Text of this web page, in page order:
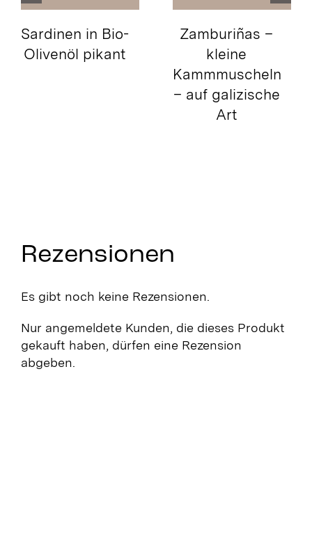
Sardinen in Bio-
Olivenöl pikant
Zamburiñas –
kleine
Kammmuscheln
– auf galizische
Art
Rezensionen
Es gibt noch keine Rezensionen.
Nur angemeldete Kunden, die dieses Produkt
gekauft haben, dürfen eine Rezension
abgeben.